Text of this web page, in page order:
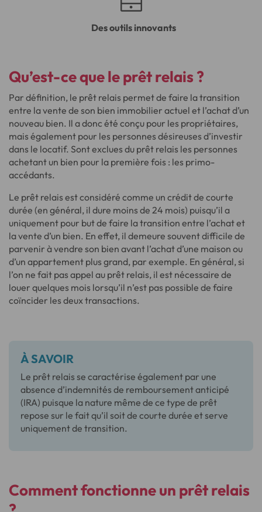
Des outils innovants
Qu’est-ce que le prêt relais ?
Par définition, le prêt relais permet de faire la transition
entre la vente de son bien immobilier actuel et l’achat d’un
nouveau bien. Il a donc été conçu pour les propriétaires,
mais également pour les personnes désireuses d’investir
dans le locatif. Sont exclues du prêt relais les personnes
achetant un bien pour la première fois : les primo-
accédants.
Le prêt relais est considéré comme un crédit de courte
durée (en général, il dure moins de 24 mois) puisqu’il a
uniquement pour but de faire la transition entre l’achat et
la vente d’un bien. En effet, il demeure souvent difficile de
parvenir à vendre son bien avant l’achat d’une maison ou
d’un appartement plus grand, par exemple. En général, si
l’on ne fait pas appel au prêt relais, il est nécessaire de
louer quelques mois lorsqu’il n’est pas possible de faire
coïncider les deux transactions.
À SAVOIR
Le prêt relais se caractérise également par une
absence d’indemnités de remboursement anticipé
(IRA) puisque la nature même de ce type de prêt
repose sur le fait qu’il soit de courte durée et serve
uniquement de transition.
Comment fonctionne un prêt relais